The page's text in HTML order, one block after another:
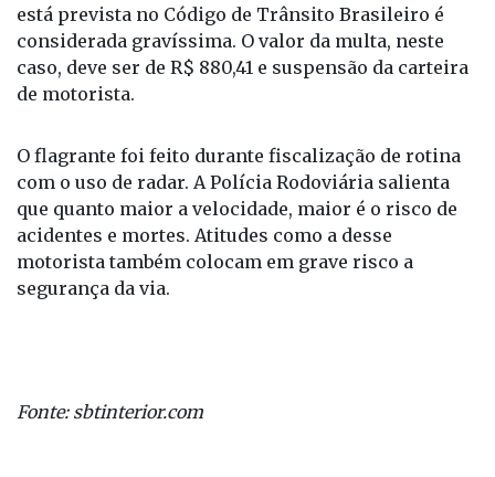
está prevista no Código de Trânsito Brasileiro é
considerada gravíssima. O valor da multa, neste
caso, deve ser de R$ 880,41 e suspensão da carteira
de motorista.
O flagrante foi feito durante fiscalização de rotina
com o uso de radar. A Polícia Rodoviária salienta
que quanto maior a velocidade, maior é o risco de
acidentes e mortes. Atitudes como a desse
motorista também colocam em grave risco a
segurança da via.
Fonte: sbtinterior.com